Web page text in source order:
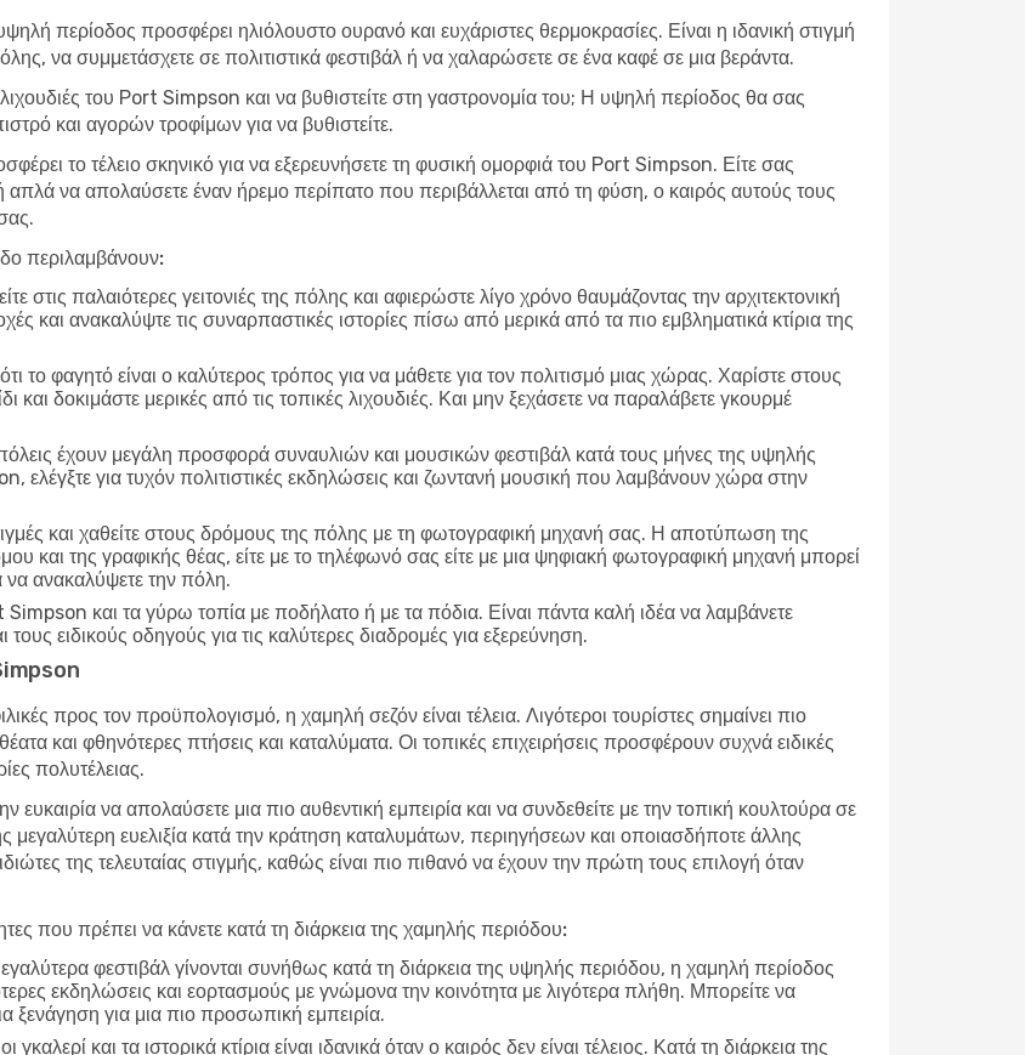
περίοδος προσφέρει ηλιόλουστο ουρανό και ευχάριστες θερμοκρασίες. Είναι η ιδανική στιγμή
να συμμετάσχετε σε πολιτιστικά φεστιβάλ ή να χαλαρώσετε σε ένα καφέ σε μια βεράντα.
του Port Simpson και να βυθιστείτε στη γαστρονομία του; Η υψηλή περίοδος θα σας
και αγορών τροφίμων για να βυθιστείτε.
το τέλειο σκηνικό για να εξερευνήσετε τη φυσική ομορφιά του Port Simpson. Είτε σας
να απολαύσετε έναν ήρεμο περίπατο που περιβάλλεται από τη φύση, ο καιρός αυτούς τους
περιλαμβάνουν:
στις παλαιότερες γειτονιές της πόλης και αφιερώστε λίγο χρόνο θαυμάζοντας την αρχιτεκτονική
και ανακαλύψτε τις συναρπαστικές ιστορίες πίσω από μερικά από τα πιο εμβληματικά κτίρια της
το φαγητό είναι ο καλύτερος τρόπος για να μάθετε για τον πολιτισμό μιας χώρας. Χαρίστε στους
και δοκιμάστε μερικές από τις τοπικές λιχουδιές. Και μην ξεχάσετε να παραλάβετε γκουρμέ
έχουν μεγάλη προσφορά συναυλιών και μουσικών φεστιβάλ κατά τους μήνες της υψηλής
ελέγξτε για τυχόν πολιτιστικές εκδηλώσεις και ζωντανή μουσική που λαμβάνουν χώρα στην
και χαθείτε στους δρόμους της πόλης με τη φωτογραφική μηχανή σας. Η αποτύπωση της
και της γραφικής θέας, είτε με το τηλέφωνό σας είτε με μια ψηφιακή φωτογραφική μηχανή μπορεί
να ανακαλύψετε την πόλη.
Simpson και τα γύρω τοπία με ποδήλατο ή με τα πόδια. Είναι πάντα καλή ιδέα να λαμβάνετε
ειδικούς οδηγούς για τις καλύτερες διαδρομές για εξερεύνηση.
προς τον προϋπολογισμό, η χαμηλή σεζόν είναι τέλεια. Λιγότεροι τουρίστες σημαίνει πιο
και φθηνότερες πτήσεις και καταλύματα. Οι τοπικές επιχειρήσεις προσφέρουν συχνά ειδικές
πολυτέλειας.
ευκαιρία να απολαύσετε μια πιο αυθεντική εμπειρία και να συνδεθείτε με την τοπική κουλτούρα σε
μεγαλύτερη ευελιξία κατά την κράτηση καταλυμάτων, περιηγήσεων και οποιασδήποτε άλλης
της τελευταίας στιγμής, καθώς είναι πιο πιθανό να έχουν την πρώτη τους επιλογή όταν
που πρέπει να κάνετε κατά τη διάρκεια της χαμηλής περιόδου:
φεστιβάλ γίνονται συνήθως κατά τη διάρκεια της υψηλής περιόδου, η χαμηλή περίοδος
εκδηλώσεις και εορτασμούς με γνώμονα την κοινότητα με λιγότερα πλήθη. Μπορείτε να
ξενάγηση για μια πιο προσωπική εμπειρία.
γκαλερί και τα ιστορικά κτίρια είναι ιδανικά όταν ο καιρός δεν είναι τέλειος. Κατά τη διάρκεια της